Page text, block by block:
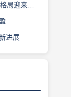
迎来重塑
进展